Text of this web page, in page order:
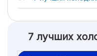
7 лучших